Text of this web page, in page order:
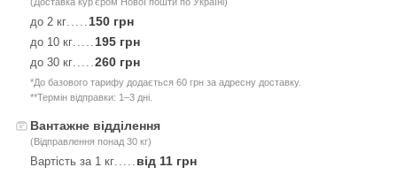
до 2 кг..... 150 грн
до 10 кг..... 195 грн
до 30 кг.....260 грн
*До базового тарифу додається 60 грн за адресну доставку.
**Термін відправки: 1–3 дні.
Вантажне відділення
(Відправлення понад 30 кг)
Вартість за 1 кг..... від 11 грн